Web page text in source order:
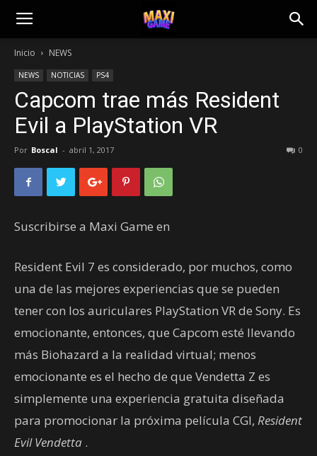
Inicio NEWS
NEWS NOTICIAS PS4
Capcom trae más Resident
Evil a PlayStation VR
Por Boscal - abril 1, 2017 0
Suscribirse a Maxi Game en
Resident Evil 7 es considerado, por muchos, como
una de las mejores experiencias que se pueden
tener con los auriculares PlayStation VR de Sony. Es
emocionante, entonces, que Capcom esté llevando
más Biohazard a la realidad virtual; menos
emocionante es el hecho de que Vendetta Z es
simplemente una experiencia gratuita diseñada
para promocionar la próxima película CGI, Resident
Evil Vendetta .